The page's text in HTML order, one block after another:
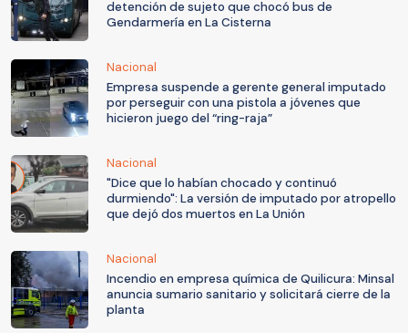
detención de sujeto que chocó bus de
Gendarmería en La Cisterna
Nacional
Empresa suspende a gerente general imputado
por perseguir con una pistola a jóvenes que
hicieron juego del “ring-raja”
Nacional
"Dice que lo habían chocado y continuó
durmiendo": La versión de imputado por atropello
que dejó dos muertos en La Unión
Nacional
Incendio en empresa química de Quilicura: Minsal
anuncia sumario sanitario y solicitará cierre de la
planta